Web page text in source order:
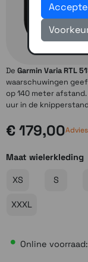
De Garmin Varia RTL
waarschuwingen
op 140 meter
uur in de
€ 179,00
Maat wielerkleding
XS S
XXXL
Online